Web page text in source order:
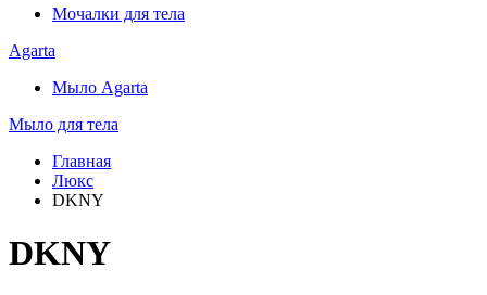
Мочалки для тела
Agarta
Мыло Agarta
Мыло для тела
Главная
Люкс
DKNY
DKNY